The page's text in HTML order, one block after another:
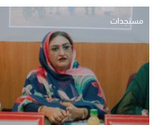
مستجدات